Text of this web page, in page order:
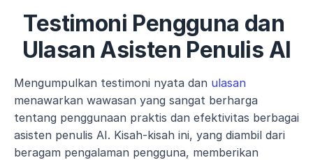
Testimoni Pengguna dan
Ulasan Asisten Penulis AI
Mengumpulkan testimoni nyata dan ulasan
menawarkan wawasan yang sangat berharga
tentang penggunaan praktis dan efektivitas berbagai
asisten penulis AI. Kisah-kisah ini, yang diambil dari
beragam pengalaman pengguna, memberikan